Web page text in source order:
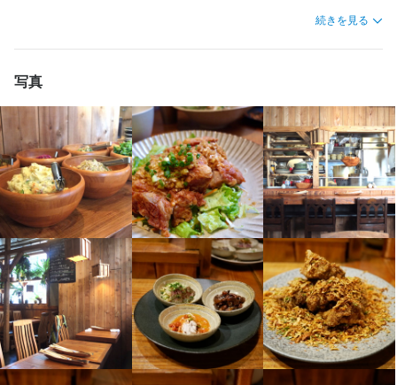
これまでの経験の中で、オーナーを支えてくれたのは“お客様や関
『遊猿』でもお客様とのご縁を大切にし、スタッフが働きやすい
居心地の良い環境づくりを心がけています。
料理の幅を広げながら、常に“新しい中華料理”を追求しています。
――働きやすさも充実
法人化により社会保険などの制度も整え、働く環境を改善しまし
た。
今後は、あなたのアイデアでさらに職場をより良くしてほしいと
考えています。
経営戦略や新メニュー開発だけでなく、社員旅行の企画や待遇改
善など、どんな提案も大歓迎です。
すべてはあなたの“やる気次第”。
一緒に楽しみながら、最高のお店を作り上げていきましょう。
のため、お客様とスタッフが自然に一体感を持てる雰囲気になっ
ています。
【ミシュラン・ビブグルマン掲載店】
当店は2020年にビブグルマン、2023年には食べログ百名店に選ば
れた実績があり、料理だけでなく店内の空間にも高い評価をいた
だいています。
料理へのこだわり
上海中華をベースに、季節ごとの食材や珍しい素材を厳選して使
用しています。
常に新しい料理に挑戦し、『遊猿』でしか味わえない独自の一皿
を提供。
お客様の好みに合わせてコースのように料理を組み立てることも
あり、距離の近い接客で楽しんでもらえる工夫をしています。
続きを見る
写真
本格的な調理技術を身につけたい方を歓迎します。
あなたの「成長したい」という気持ちを、当店で存分に活かして
ください。
【当店で身につくスキル】
【1】幅広い中華の調理技術を学べます
旬の食材を使った本格的な中華料理を経験豊かなシェフから直接
学べます。
たとえば〈甘鯛のうろこ揚げ〉や〈鱧の揚げ出し麻辣ソース〉な
ど、一般的にはあまり扱わないメニューにも挑戦できます。
「もっと料理の引き出しを増やしたい」「プロとして腕を磨きた
い」という方にぴったりの環境です。
本格的な調理技術を身につけたい方を歓迎します。
あなたの「成長したい」という気持ちを、当店で存分に活かして
ください。
【当店で身につくスキル】
【1】幅広い中華の調理技術を学べます
旬の食材を使った本格的な中華料理を経験豊かなシェフから直接
学べます。
たとえば〈甘鯛のうろこ揚げ〉や〈鱧の揚げ出し麻辣ソース〉な
ど、一般的にはあまり扱わないメニューにも挑戦できます。
「もっと料理の引き出しを増やしたい」「プロとして腕を磨きた
い」という方にぴったりの環境です。
未経験でも安心して始められます
飲食経験がなくても、先輩スタッフがしっかりサポートします。
しょう。
身に付くスキル
ウイスキーの知識 リキュール・スピリッツの知識
応募資格
歓迎スキル・経験
未経験者も歓迎